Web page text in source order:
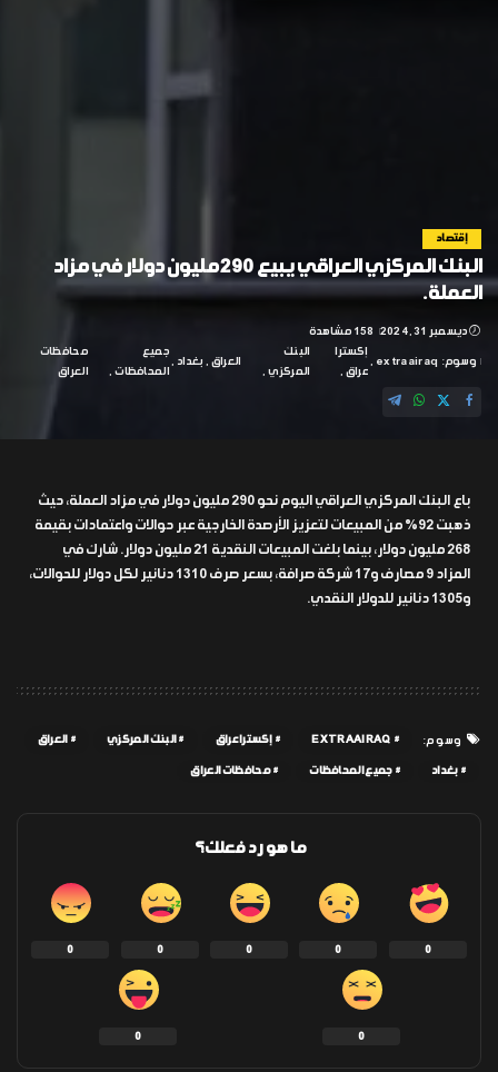
إقتصاد
البنك المركزي العراقي يبيع 290 مليون دولار في مزاد
العملة.
ديسمبر 31, 2024 158 مشاهدة
وسوم: extraairaq
إكسترا
عراق
البنك
المركزي
العراق بغداد
جميع
المحافظات
محافظات
العراق
باع البنك المركزي العراقي اليوم نحو 290 مليون دولار في مزاد العملة، حيث
ذهبت 92% من المبيعات لتعزيز الأرصدة الخارجية عبر حوالات واعتمادات بقيمة
268 مليون دولار، بينما بلغت المبيعات النقدية 21 مليون دولار. شارك في
المزاد 9 مصارف و17 شركة صرافة، بسعر صرف 1310 دنانير لكل دولار للحوالات،
و1305 دنانير للدولار النقدي.
وسوم: EXTRAAIRAQ إكسترا عراق البنك المركزي العراق
بغداد جميع المحافظات محافظات العراق
ما هو رد فعلك؟
0
0
0
0
0
0
0